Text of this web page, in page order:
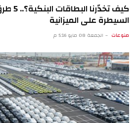
كيف
السيطرة على الميزانية
منوعات الجمعة 08 مايو 5:16 م